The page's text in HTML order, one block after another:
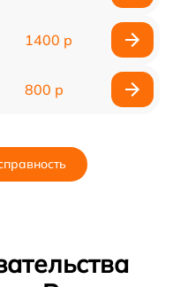
1400 р
800 р